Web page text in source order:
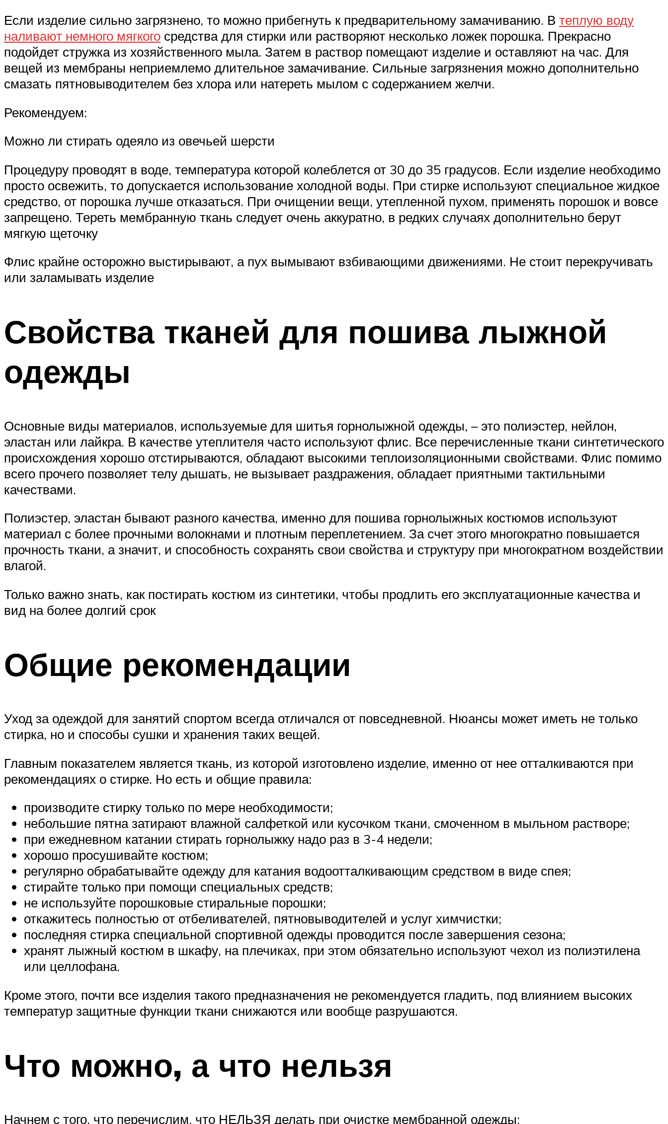
Если изделие сильно загрязнено, то можно прибегнуть к предварительному замачиванию. В теплую воду
наливают немного мягкого средства для стирки или растворяют несколько ложек порошка. Прекрасно
подойдет стружка из хозяйственного мыла. Затем в раствор помещают изделие и оставляют на час. Для
вещей из мембраны неприемлемо длительное замачивание. Сильные загрязнения можно дополнительно
смазать пятновыводителем без хлора или натереть мылом с содержанием желчи.
Рекомендуем:
Можно ли стирать одеяло из овечьей шерсти
Процедуру проводят в воде, температура которой колеблется от 30 до 35 градусов. Если изделие необходимо
просто освежить, то допускается использование холодной воды. При стирке используют специальное жидкое
средство, от порошка лучше отказаться. При очищении вещи, утепленной пухом, применять порошок и вовсе
запрещено. Тереть мембранную ткань следует очень аккуратно, в редких случаях дополнительно берут
мягкую щеточку
Флис крайне осторожно выстирывают, а пух вымывают взбивающими движениями. Не стоит перекручивать
или заламывать изделие
Свойства тканей для пошива лыжной
одежды
Основные виды материалов, используемые для шитья горнолыжной одежды, – это полиэстер, нейлон,
эластан или лайкра. В качестве утеплителя часто используют флис. Все перечисленные ткани синтетического
происхождения хорошо отстирываются, обладают высокими теплоизоляционными свойствами. Флис помимо
всего прочего позволяет телу дышать, не вызывает раздражения, обладает приятными тактильными
качествами.
Полиэстер, эластан бывают разного качества, именно для пошива горнолыжных костюмов используют
материал с более прочными волокнами и плотным переплетением. За счет этого многократно повышается
прочность ткани, а значит, и способность сохранять свои свойства и структуру при многократном воздействии
влагой.
Только важно знать, как постирать костюм из синтетики, чтобы продлить его эксплуатационные качества и
вид на более долгий срок
Общие рекомендации
Уход за одеждой для занятий спортом всегда отличался от повседневной. Нюансы может иметь не только
стирка, но и способы сушки и хранения таких вещей.
Главным показателем является ткань, из которой изготовлено изделие, именно от нее отталкиваются при
рекомендациях о стирке. Но есть и общие правила:
производите стирку только по мере необходимости;
небольшие пятна затирают влажной салфеткой или кусочком ткани, смоченном в мыльном растворе;
при ежедневном катании стирать горнолыжку надо раз в 3-4 недели;
хорошо просушивайте костюм;
регулярно обрабатывайте одежду для катания водоотталкивающим средством в виде спея;
стирайте только при помощи специальных средств;
не используйте порошковые стиральные порошки;
откажитесь полностью от отбеливателей, пятновыводителей и услуг химчистки;
последняя стирка специальной спортивной одежды проводится после завершения сезона;
хранят лыжный костюм в шкафу, на плечиках, при этом обязательно используют чехол из полиэтилена
или целлофана.
Кроме этого, почти все изделия такого предназначения не рекомендуется гладить, под влиянием высоких
температур защитные функции ткани снижаются или вообще разрушаются.
Что можно, а что нельзя
Начнем с того, что перечислим, что НЕЛЬЗЯ делать при очистке мембранной одежды: